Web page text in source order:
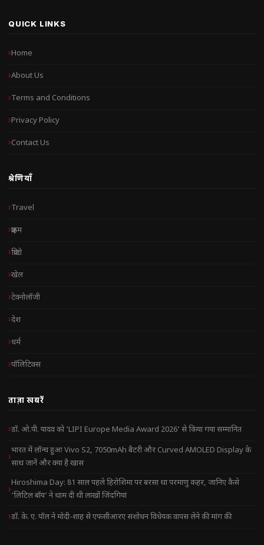
QUICK LINKS
Home
About Us
Terms and Conditions
Privacy Policy
Contact Us
श्रेणियाँ
Travel
क्राइम
क्रिप्टो
खेल
टेक्नोलॉजी
देश
धर्म
पॉलिटिक्स
ताज़ा खबरें
डॉ. ओ.पी. यादव को ‘LIPI Europe Media Award 2026’ से किया गया सम्मानित
भारत में लॉन्च हुआ Vivo S2, 7050mAh बैटरी और Curved AMOLED Display के
साथ जानें और क्या है खास
Hiroshima Day: 81 साल पहले हिरोशिमा पर बरसा था परमाणु कहर, जानिए कैसे
‘लिटिल बॉय’ ने थाम दी थी लाखों जिंदगियां
डॉ. के. ए. पॉल ने मोदी-शाह से एफसीआरए संशोधन विधेयक वापस लेने की मांग की